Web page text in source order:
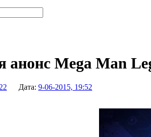
анонс Mega Man
Дата: 9-06-2015, 19:52